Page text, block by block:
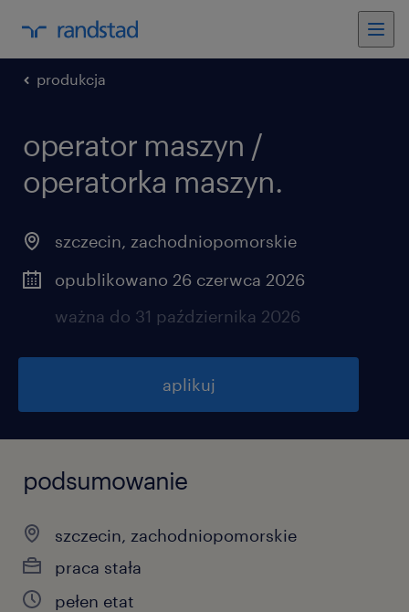
produkcja
operator maszyn /
operatorka maszyn.
szczecin, zachodniopomorskie
opublikowano 26 czerwca 2026
ważna do 31 października 2026
aplikuj
podsumowanie
szczecin, zachodniopomorskie
praca stała
pełen etat